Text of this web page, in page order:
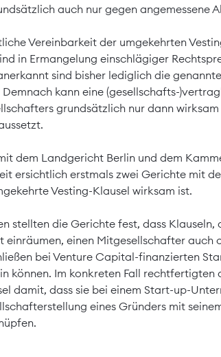
auch nur gegen angemessene
Vereinbarkeit der umgekehrten
in Ermangelung einschlägiger
sind bisher lediglich die
kann eine (gesellschafts-
grundsätzlich nur dann wirksam
dem Landgericht Berlin und dem
ersichtlich erstmals zwei Gerichte mit
Vesting-Klausel wirksam ist.
stellten die Gerichte fest, dass
einräumen, einen Mitgesellschafter auch
bei Venture Capital-finanzierten
können. Im konkreten Fall
damit, dass sie bei einem Start-up-
eines Gründers mit